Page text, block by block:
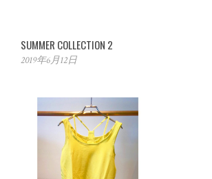
SUMMER COLLECTION 2
2019年6月12日